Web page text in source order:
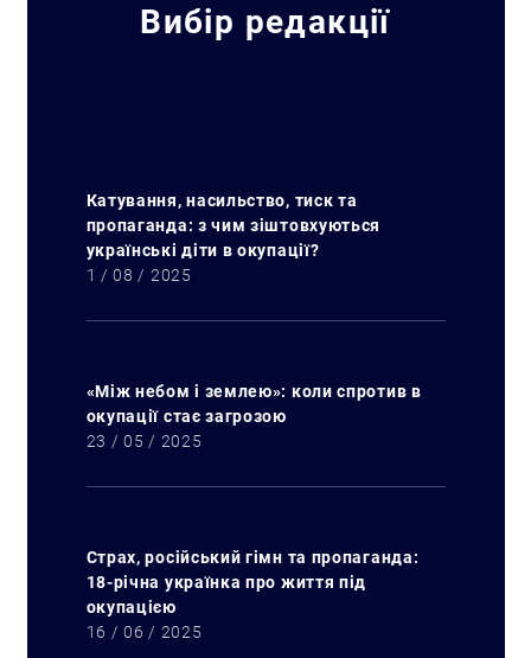
Пошук за запитом:
Вибір редакції
Катування, насильство, тиск та
пропаганда: з чим зіштовхуються
українські діти в окупації?
1 / 08 / 2025
«Між небом і землею»: коли спротив в
окупації стає загрозою
23 / 05 / 2025
Страх, російський гімн та пропаганда:
18-річна українка про життя під
окупацією
16 / 06 / 2025